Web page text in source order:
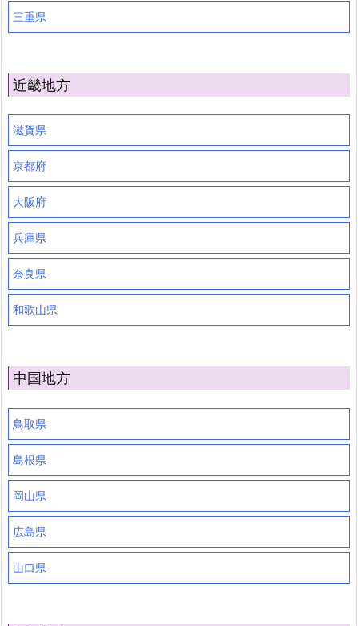
三重県
近畿地方
滋賀県
京都府
大阪府
兵庫県
奈良県
和歌山県
中国地方
鳥取県
島根県
岡山県
広島県
山口県